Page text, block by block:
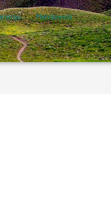
Membresía